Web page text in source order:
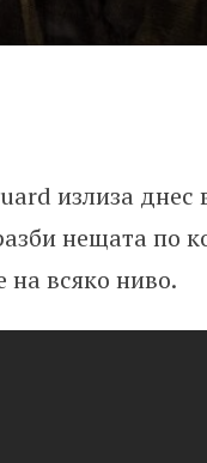
излиза
нещата по
на всяко ниво.